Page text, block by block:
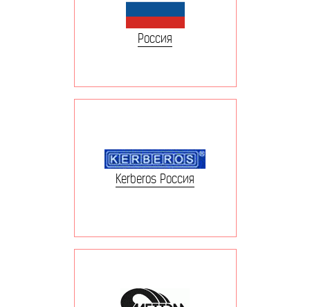
Россия
Kerberos Россия